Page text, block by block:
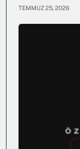
TEMMUZ 25, 2026